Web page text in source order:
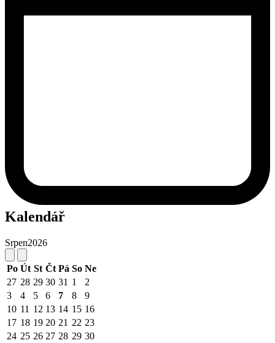
Kalendář
Srpen2026
Po Út St Čt Pá So Ne
27 28 29 30 31 1
2
3
4 5 6 7 8
9
10 11 12 13 14 15 16
17 18 19 20 21 22 23
24 25 26 27 28 29 30